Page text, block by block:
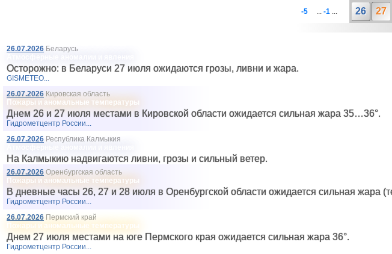
-5
... -1... 26 27
26.07.2026 Беларусь
Осторожно: в Беларуси 27 июля ожидаются грозы, ливни и жара.
GISMETEO...
26.07.2026 Кировская область
Пожары и аномальные температуры
Днем 26 и 27 июля местами в Кировской области ожидается сильная жара 35…36°.
Гидрометцентр России...
26.07.2026 Республика Калмыкия
На Калмыкию надвигаются ливни, грозы и сильный ветер.
26.07.2026 Оренбургская область
Пожары и аномальные температуры
В дневные часы 26, 27 и 28 июля в Оренбургской области ожидается сильная жара
Гидрометцентр России...
26.07.2026 Пермский край
Пожары и аномальные температуры
Днем 27 июля местами на юге Пермского края ожидается сильная жара 36°.
Гидрометцентр России...